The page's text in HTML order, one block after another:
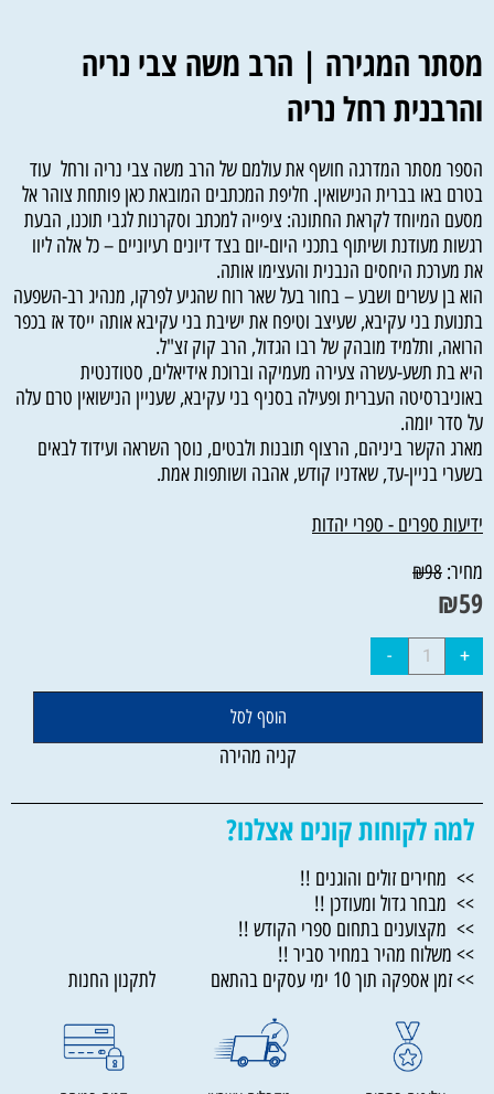
מסתר המגירה | הרב משה צבי נריה
והרבנית רחל נריה
הספר מסתר המדרגה חושף את עולמם של הרב משה צבי נריה ורחל עוד
בטרם באו בברית הנישואין. חליפת המכתבים המובאת כאן פותחת צוהר אל
מסעם המיוחד לקראת החתונה: ציפייה למכתב וסקרנות לגבי תוכנו, הבעת
רגשות מעודנת ושיתוף בתכני היום-יום בצד דיונים רעיוניים – כל אלה ליוו
את מערכת היחסים הנבנית והעצימו אותה.
הוא בן עשרים ושבע – בחור בעל שאר רוח שהגיע לפרקו, מנהיג רב-השפעה
בתנועת בני עקיבא, שעיצב וטיפח את ישיבת בני עקיבא אותה ייסד אז בכפר
הרואה, ותלמיד מובהק של רבו הגדול, הרב קוק זצ"ל.
היא בת תשע-עשרה צעירה מעמיקה וברוכת אידיאלים, סטודנטית
באוניברסיטה העברית ופעילה בסניף בני עקיבא, שעניין הנישואין טרם עלה
על סדר יומה.
מארג הקשר ביניהם, הרצוף תובנות ולבטים, נוסך השראה ועידוד לבאים
בשערי בניין-עד, שאדניו קודש, אהבה ושותפות אמת.
ידיעות ספרים - ספרי יהדות
מחיר:
₪98
₪59
הוסף לסל
קניה מהירה
למה לקוחות קונים אצלנו?
>> מחירים זולים והוגנים !!
>> מבחר גדול ומעודכן !!
>> מקצוענים בתחום ספרי הקודש !!
>> משלוח מהיר במחיר סביר !!
>> זמן אספקה תוך 10 ימי עסקים בהתאם לתקנון החנות